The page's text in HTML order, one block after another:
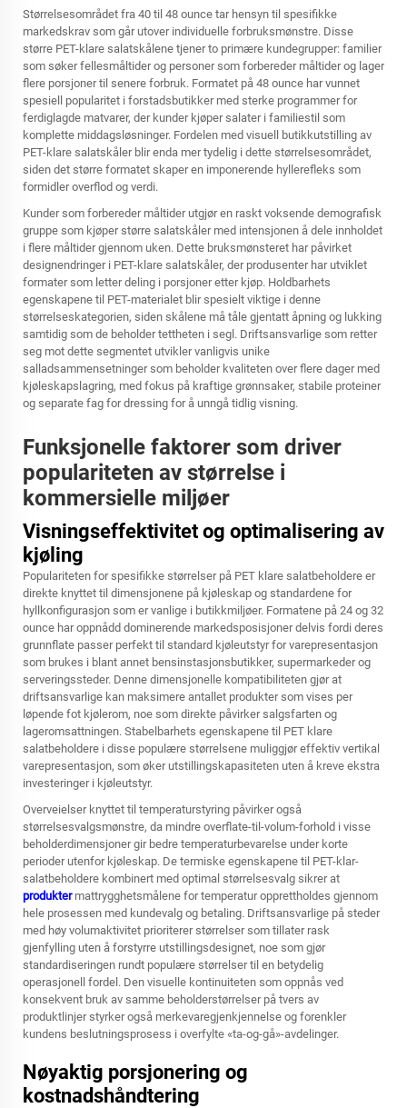
Størrelsesområdet fra 40 til 48 ounce tar hensyn til spesifikke
markedskrav som går utover individuelle forbruksmønstre. Disse
større PET-klare salatskålene tjener to primære kundegrupper: familier
som søker fellesmåltider og personer som forbereder måltider og lager
flere porsjoner til senere forbruk. Formatet på 48 ounce har vunnet
spesiell popularitet i forstadsbutikker med sterke programmer for
ferdiglagde matvarer, der kunder kjøper salater i familiestil som
komplette middagsløsninger. Fordelen med visuell butikkutstilling av
PET-klare salatskåler blir enda mer tydelig i dette størrelsesområdet,
siden det større formatet skaper en imponerende hyllerefleks som
formidler overflod og verdi.
Kunder som forbereder måltider utgjør en raskt voksende demografisk
gruppe som kjøper større salatskåler med intensjonen å dele innholdet
i flere måltider gjennom uken. Dette bruksmønsteret har påvirket
designendringer i PET-klare salatskåler, der produsenter har utviklet
formater som letter deling i porsjoner etter kjøp. Holdbarhets
egenskapene til PET-materialet blir spesielt viktige i denne
størrelseskategorien, siden skålene må tåle gjentatt åpning og lukking
samtidig som de beholder tettheten i segl. Driftsansvarlige som retter
seg mot dette segmentet utvikler vanligvis unike
salladsammensetninger som beholder kvaliteten over flere dager med
kjøleskapslagring, med fokus på kraftige grønnsaker, stabile proteiner
og separate fag for dressing for å unngå tidlig visning.
Funksjonelle faktorer som driver
populariteten av størrelse i
kommersielle miljøer
Visningseffektivitet og optimalisering av
kjøling
Populariteten for spesifikke størrelser på PET klare salatbeholdere er
direkte knyttet til dimensjonene på kjøleskap og standardene for
hyllkonfigurasjon som er vanlige i butikkmiljøer. Formatene på 24 og 32
ounce har oppnådd dominerende markedsposisjoner delvis fordi deres
grunnflate passer perfekt til standard kjøleutstyr for varepresentasjon
som brukes i blant annet bensinstasjonsbutikker, supermarkeder og
serveringssteder. Denne dimensjonelle kompatibiliteten gjør at
driftsansvarlige kan maksimere antallet produkter som vises per
løpende fot kjølerom, noe som direkte påvirker salgsfarten og
lageromsattningen. Stabelbarhets egenskapene til PET klare
salatbeholdere i disse populære størrelsene muliggjør effektiv vertikal
varepresentasjon, som øker utstillingskapasiteten uten å kreve ekstra
investeringer i kjøleutstyr.
Overveielser knyttet til temperaturstyring påvirker også
størrelsesvalgsmønstre, da mindre overflate-til-volum-forhold i visse
beholderdimensjoner gir bedre temperaturbevarelse under korte
perioder utenfor kjøleskap. De termiske egenskapene til PET-klar-
salatbeholdere kombinert med optimal størrelsesvalg sikrer at
produkter mattrygghetsmålene for temperatur opprettholdes gjennom
hele prosessen med kundevalg og betaling. Driftsansvarlige på steder
med høy volumaktivitet prioriterer størrelser som tillater rask
gjenfylling uten å forstyrre utstillingsdesignet, noe som gjør
standardiseringen rundt populære størrelser til en betydelig
operasjonell fordel. Den visuelle kontinuiteten som oppnås ved
konsekvent bruk av samme beholderstørrelser på tvers av
produktlinjer styrker også merkevaregjenkjennelse og forenkler
kundens beslutningsprosess i overfylte «ta-og-gå»-avdelinger.
Nøyaktig porsjonering og
kostnadshåndtering